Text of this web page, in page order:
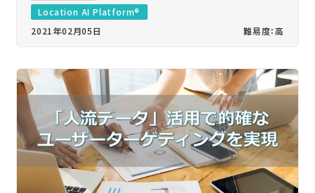
Location AI Platform®
2021年02月05日
難易度：高